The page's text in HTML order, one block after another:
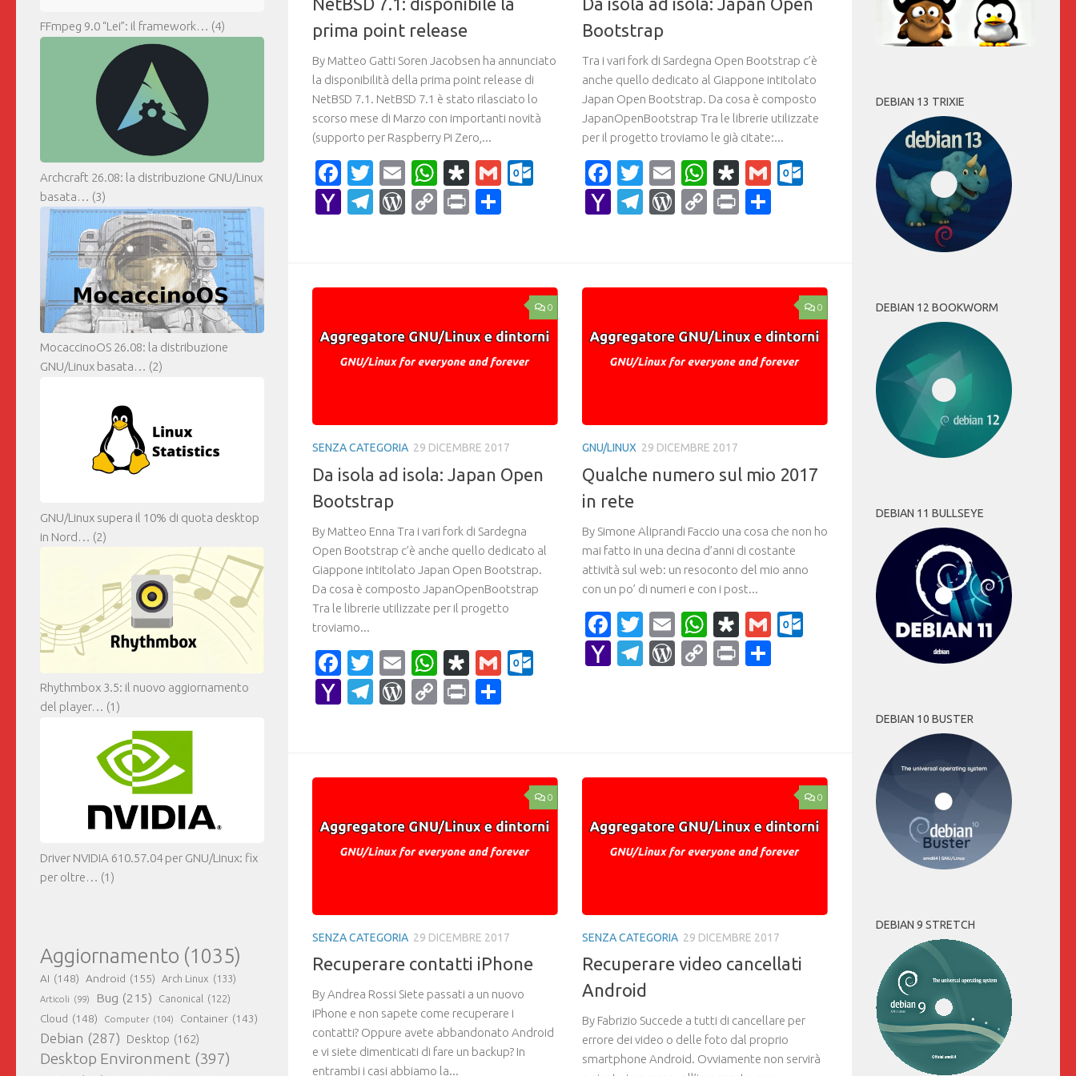
prima point release
By Matteo Gatti Soren Jacobsen ha annunciato
la disponibilità della prima point release di
NetBSD 7.1. NetBSD 7.1 è stato rilasciato lo
scorso mese di Marzo con importanti novità
(supporto per Raspberry Pi Zero,...
Facebook
Twitter
EmailWhatsApp
Diaspora
GmailOutlook.com
YahooTelegram
WordPress
CopyPrintCondividi
Bootstrap
Tra i vari fork di Sardegna Open Bootstrap c’è
anche quello dedicato al Giappone intitolato
Japan Open Bootstrap. Da cosa è composto
JapanOpenBootstrap Tra le librerie utilizzate
per il progetto troviamo le già citate:...
Facebook
Twitter
EmailWhatsApp
Diaspora
GmailOutlook.com
YahooTelegram
WordPress
CopyPrint
0
SENZA CATEGORIA 29 DICEMBRE 2017
Da isola ad isola: Japan Open
Bootstrap
By Matteo Enna Tra i vari fork di Sardegna
Open Bootstrap c’è anche quello dedicato al
Giappone intitolato Japan Open Bootstrap.
Da cosa è composto JapanOpenBootstrap
Tra le librerie utilizzate per il progetto
troviamo...
Facebook
Twitter
EmailWhatsApp
Diaspora
GmailOutlook.com
YahooTelegram
WordPress
CopyPrint
0
GNU/LINUX 29 DICEMBRE 2017
Qualche numero sul mio 2017
in rete
By Simone Aliprandi Faccio una cosa che non ho
mai fatto in una decina d’anni di costante
attività sul web: un resoconto del mio anno
con un po’ di numeri e con i post...
Facebook
Twitter
EmailWhatsApp
Diaspora
GmailOutlook.com
YahooTelegram
WordPress
CopyPrint
0
SENZA CATEGORIA 29 DICEMBRE 2017
Recuperare contatti iPhone
By Andrea Rossi Siete passati a un nuovo
iPhone e non sapete come recuperare i
contatti? Oppure avete abbandonato Android
e vi siete dimenticati di fare un backup? In
entrambi i casi abbiamo la...
0
SENZA CATEGORIA 29 DICEMBRE 2017
Recuperare video cancellati
Android
By Fabrizio Succede a tutti di cancellare per
errore dei video o delle foto dal proprio
smartphone Android. Ovviamente non servirà
FFmpeg 9.0 “Lei”: il framework… (4)
Archcraft 26.08: la distribuzione GNU/Linux
basata… (3)
MocaccinoOS 26.08: la distribuzione
GNU/Linux basata… (2)
GNU/Linux supera il 10% di quota desktop
in Nord… (2)
Rhythmbox 3.5: il nuovo aggiornamento
del player… (1)
Driver NVIDIA 610.57.04 per GNU/Linux: fix
per oltre… (1)
Aggiornamento (1035)
AI (148) Android (155) Arch Linux (133)
Articoli (99) Bug (215) Canonical (122)
Cloud (148) Computer (104) Container (143)
Debian (287) Desktop (162)
Desktop Environment (397)
DEBIAN 13 TRIXIE
DEBIAN 12 BOOKWORM
DEBIAN 11 BULLSEYE
DEBIAN 10 BUSTER
DEBIAN 9 STRETCH